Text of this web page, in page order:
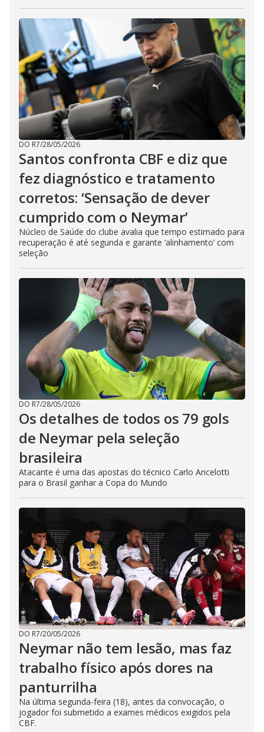
DO R7/28/05/2026
Santos confronta CBF e diz que
fez diagnóstico e tratamento
corretos: ‘Sensação de dever
cumprido com o Neymar’
Núcleo de Saúde do clube avalia que tempo estimado para
recuperação é até segunda e garante ‘alinhamento’ com
seleção
DO R7/28/05/2026
Os detalhes de todos os 79 gols
de Neymar pela seleção
brasileira
Atacante é uma das apostas do técnico Carlo Ancelotti
para o Brasil ganhar a Copa do Mundo
DO R7/20/05/2026
Neymar não tem lesão, mas faz
trabalho físico após dores na
panturrilha
Na última segunda-feira (18), antes da convocação, o
jogador foi submetido a exames médicos exigidos pela
CBF.